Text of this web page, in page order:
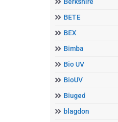
BETE
BEX
Bimba
Bio UV
BioUV
Biuged
blagdon